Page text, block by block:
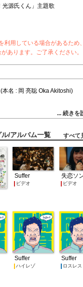
光源氏くん」主題歌
利用している場合があるため
あります。ご了承ください。
名 : 岡 亮聡 Oka Akitoshi)
クト。地元のスーパーマーケ
に因んだ音楽スタイル「盆地テ
掲げ、2012年より活動を開
ュージックビデオあるある」
」のMusic Videoが、数々の有
るなど大きな話題を呼び、同
ルバム『BASIN TECHNO』
初登場9位を獲得。
20回文化庁メディア芸術祭
賞を受賞。その他、JINROの
タミナ”「舟を編む」のOPテー
... 続きを
/アルバム一覧 すべて
Suffer
ビデオ
失恋ソ
ビデオ
Suffer
ハイレゾ
Suffer
ロスレス